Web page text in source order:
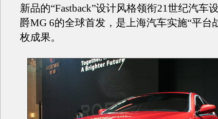
新品的“Fastback”设计风格领衔21世纪汽车
爵MG 6的全球首发，是上海汽车实施“平台
枚成果。